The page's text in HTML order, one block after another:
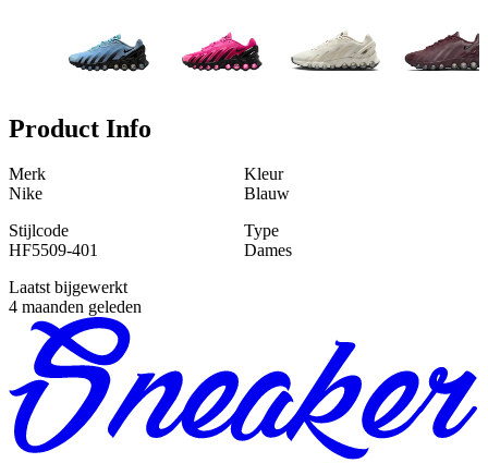
Product Info
Merk
Nike
Kleur
Blauw
Stijlcode
HF5509-401
Type
Dames
Laatst bijgewerkt
4 maanden geleden